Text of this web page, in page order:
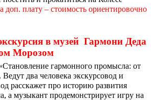
доп. плату – стоимость ориентировочно
в музей Гармони Деда
Морозом
гармонного промысла: от
два человека экскурсовод и
расскажет про историю развития
а музыкант продемонстрирует игру на